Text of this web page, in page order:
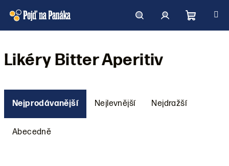
HledatPřihlášeníNákupní
Likéry Bitter Aperitiv
Ř
z
Nejprodávanější Nejlevnější Nejdražší
Abecedně